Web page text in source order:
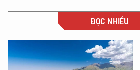
ĐỌC NHIỀU